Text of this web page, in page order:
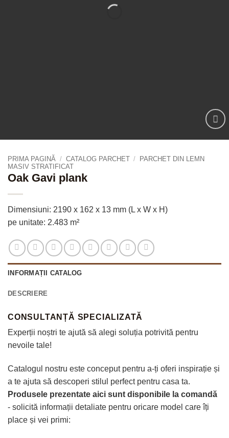
PRIMA PAGINĂ / CATALOG PARCHET /
PARCHET DIN LEMN
MASIV STRATIFICAT
Oak Gavi plank
Dimensiuni: 2190 x 162 x 13 mm (L x W x H)
pe unitate: 2.483 m²
INFORMAȚII CATALOG
DESCRIERE
CONSULTANȚĂ SPECIALIZATĂ
Experții noștri te ajută să alegi soluția potrivită pentru
nevoile tale!
Catalogul nostru este conceput pentru a-ți oferi inspirație și
a te ajuta să descoperi stilul perfect pentru casa ta.
Produsele prezentate aici sunt disponibile la comandă
- solicită informații detaliate pentru oricare model care îți
place și vei primi: